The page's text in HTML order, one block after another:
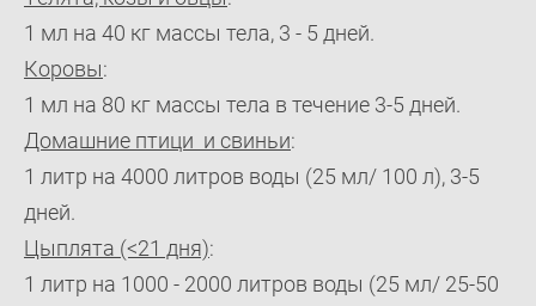
1 мл на 40 кг массы тела, 3 - 5 дней.
Коровы:
1 мл на 80 кг массы тела в течение 3-5 дней.
Домашниe птици и свиньи:
1 литр на 4000 литров воды (25 мл/ 100 л), 3-5
дней.
Цыплята (<21 дня):
1 литр на 1000 - 2000 литров воды (25 мл/ 25-50